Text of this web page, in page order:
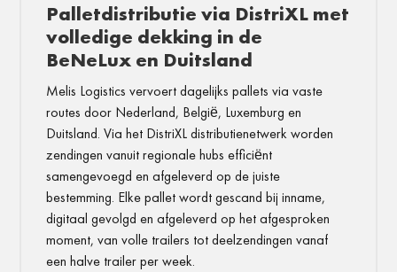
Palletdistributie via DistriXL met
volledige dekking in de
BeNeLux en Duitsland
Melis Logistics vervoert dagelijks pallets via vaste
routes door Nederland, België, Luxemburg en
Duitsland. Via het DistriXL distributienetwerk worden
zendingen vanuit regionale hubs efficiënt
samengevoegd en afgeleverd op de juiste
bestemming. Elke pallet wordt gescand bij inname,
digitaal gevolgd en afgeleverd op het afgesproken
moment, van volle trailers tot deelzendingen vanaf
een halve trailer per week.